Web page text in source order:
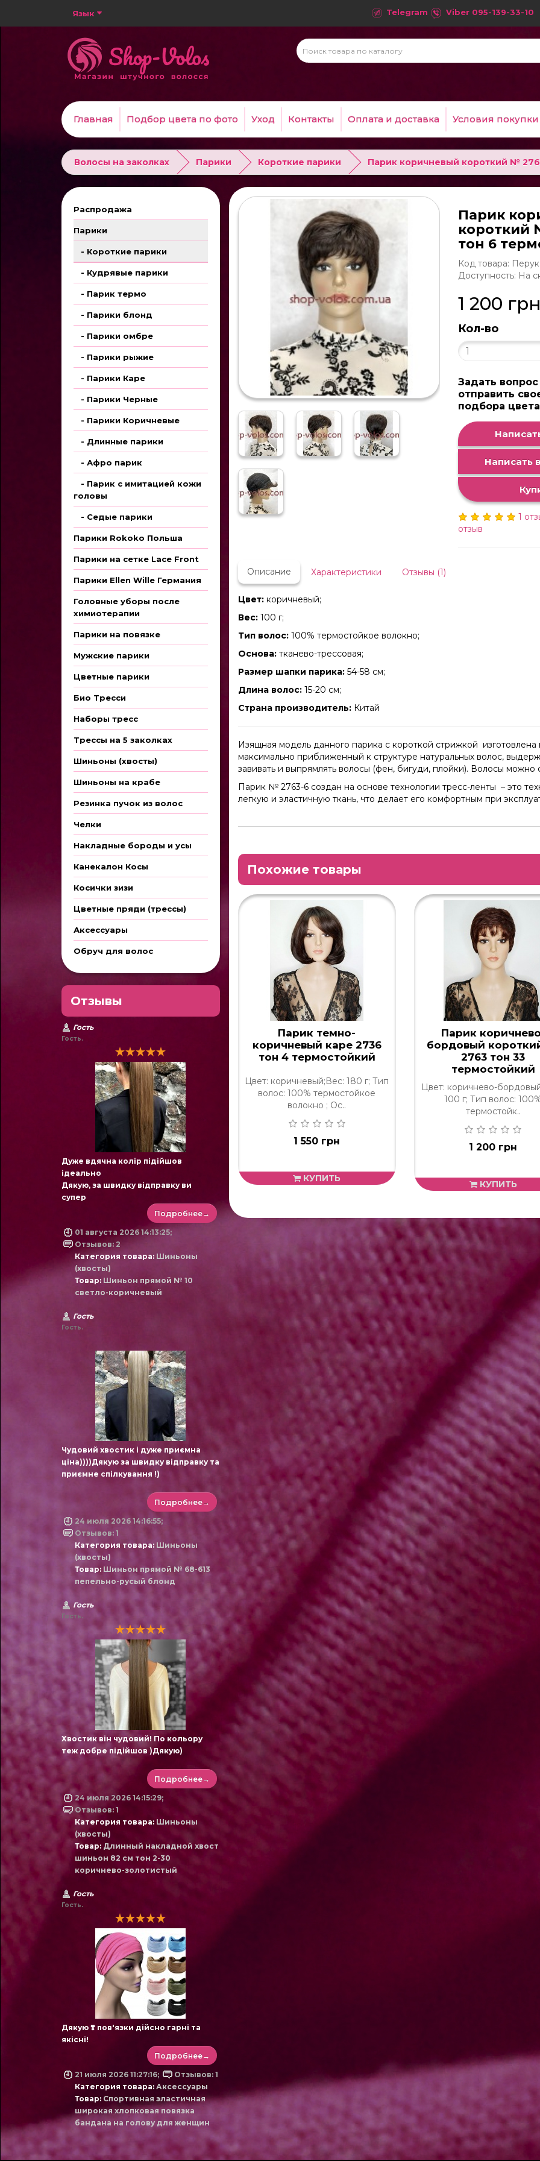
Язык Telegram Viber 095-139-33-10
Главная Подбор цвета по фото Уход Контакты Оплата и доставка Условия покупки
Волосы на заколках Парики Короткие парики Парик коричневый короткий №
Распродажа
Парики
- Короткие парики
- Кудрявые парики
- Парик термо
- Парики блонд
- Парики омбре
- Парики рыжие
- Парики Каре
- Парики Черные
- Парики Коричневые
- Длинные парики
- Афро парик
- Парик с имитацией кожи
головы
- Седые парики
Парики Rokoko Польша
Парики на сетке Lace Front
Парики Ellen Wille Германия
Головные уборы после
химиотерапии
Парики на повязке
Мужские парики
Цветные парики
Био Тресси
Наборы тресс
Трессы на 5 заколках
Шиньоны (хвосты)
Шиньоны на крабе
Резинка пучок из волос
Челки
Накладные бороды и усы
Канекалон Косы
Косички зизи
Цветные пряди (трессы)
Аксессуары
Обруч для волос
Отзывы
Гость
Гость.
Дуже вдячна колір підійшов
ідеально
Дякую, за швидку відправку ви
супер
Подробнее→
01 августа 2026 14:13:25;
Отзывов: 2
Категория товара: Шиньоны
(хвосты)
Товар: Шиньон прямой № 10
светло-коричневый
Гость
Гость.
Чудовий хвостик і дуже приємна
ціна))))Дякую за швидку відправку та
приємне спілкування !)
Подробнее→
24 июля 2026 14:16:55;
Отзывов: 1
Категория товара: Шиньоны
(хвосты)
Товар: Шиньон прямой № 68-613
пепельно-русый блонд
Гость
Гость.
Хвостик він чудовий! По кольору
теж добре підійшов )Дякую)
Подробнее→
24 июля 2026 14:15:29;
Отзывов: 1
Категория товара: Шиньоны
(хвосты)
Товар: Длинный накладной хвост
шиньон 82 см тон 2-30
коричнево-золотистый
Гость
Гость.
Дякую ❣️ пов'язки дійсно гарні та
якісні!
Подробнее→
21 июля 2026 11:27:16;
Отзывов: 1
Категория товара: Аксессуары
Товар: Спортивная эластичная
широкая хлопковая повязка
бандана на голову для женщин
Парик
короткий
тон 6
Код товара:
Доступность: На
1 200 грн
Кол-во
Задать
отправить
подбора цвета
Написать
1
отзыв
Описание Характеристики Отзывы (1)
Цвет:коричневый;
Вес:100 г;
Тип волос:100% термостойкое волокно;
Основа:тканево-трессовая;
Размер шапки парика:54-58 см;
Длина волос:15-20 см;
Страна производитель:Китай
Изящная модель данного парика с короткой стрижкой
максимально приближенный к структуре натуральных волос,
завивать и выпрямлять волосы (фен, бигуди, плойки). Волосы можно
Парик № 2763-6 создан на основе технологии тресс-ленты – это
легкую и эластичную ткань, что делает его комфортным при
Похожие товары
Парик темно-
коричневый каре 2736
тон 4 термостойкий
Цвет: коричневый;Вес: 180 г; Тип
волос: 100% термостойкое
волокно ; Ос..
1 550 грн
КУПИТЬ
Парик
бордовый
2763 тон 33
термостойкий
Цвет: коричнево-
100 г; Тип волос:
термостойк..
1 200 грн
КУПИТЬ